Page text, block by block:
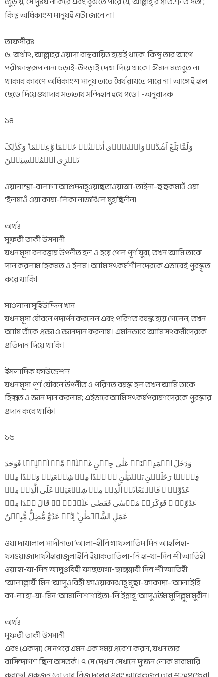
কিন্তু অধিকাংশ মানুষই এটা জানে না।
তাফসীরঃ
৬. অর্থাৎ, আল্লাহর ওয়াদা বাস্তবায়িত হয়েই থাকে, কিন্তু তার আগে
পরীক্ষাস্বরূপ নানা চড়াই-উৎড়াই দেখা দিয়ে থাকে। ঈমান মজবুত না
থাকার কারণে অধিকাংশ মানুষ তাতে ধৈর্য রাখতে পারে না। আগেই হাল
ছেড়ে দিয়ে ওয়াদার সত্যতায় সন্দিহান হয়ে পড়ে। -অনুবাদক
১৪
وَلَمَّا بَلَغَ اَشُدَّہٗ وَاسۡتَوٰۤی اٰتَیۡنٰہُ حُکۡمًا وَّعِلۡمًا ؕ وَکَذٰلِکَ
نَجۡزِی الۡمُحۡسِنِیۡنَ
ওয়ালাম্মা-বালাগা আশুদ্দাহূওয়াছতাওয়াআ-তাইনা-হু হুকমাওঁ ওয়া
‘ইলমাওঁ ওয়া কাযা-লিকা নাজঝিল মুহছিনীন।
অর্থঃ
মুফতী তাকী উসমানী
যখন মূসা বলবত্তায় উপনীত হল ও হয়ে গেল পূর্ণ যুবা, তখন আমি তাকে
দান করলাম হিকমত ও ইলম। আমি সৎকর্মশীলদেরকে এভাবেই পুরস্কৃত
করে থাকি।
মাওলানা মুহিউদ্দিন খান
যখন মূসা যৌবনে পদার্পন করলেন এবং পরিণত বয়স্ক হয়ে গেলেন, তখন
আমি তাঁকে প্রজ্ঞা ও জ্ঞানদান করলাম। এমনিভাবে আমি সৎকর্মীদেরকে
প্রতিদান দিয়ে থাকি।
ইসলামিক ফাউন্ডেশন
যখন মূসা পূর্ণ যৌবনে উপনীত ও পরিণত বয়স্ক হল তখন আমি তাকে
হিক্মত ও জ্ঞান দান করলাম; এইভাবে আমি সৎকর্মপরায়ণদেরকে পুরস্কার
প্রদান করে থাকি।
১৫
وَدَخَلَ الۡمَدِیۡنَۃَ عَلٰی حِیۡنِ غَفۡلَۃٍ مِّنۡ اَہۡلِہَا فَوَجَدَ
فِیۡہَا رَجُلَیۡنِ یَقۡتَتِلٰنِ ٭۫ ہٰذَا مِنۡ شِیۡعَتِہٖ وَہٰذَا مِنۡ
عَدُوِّہٖ ۚ فَاسۡتَغَاثَہُ الَّذِیۡ مِنۡ شِیۡعَتِہٖ عَلَی الَّذِیۡ مِنۡ
عَدُوِّہٖ ۙ فَوَکَزَہٗ مُوۡسٰی فَقَضٰی عَلَیۡہِ ٭۫ قَالَ ہٰذَا مِنۡ
عَمَلِ الشَّیۡطٰنِ ؕ اِنَّہٗ عَدُوٌّ مُّضِلٌّ مُّبِیۡنٌ
ওয়া দাখালাল মাদীনাতা ‘আলা-হীনি গাফলাতিম মিন আহলিহা-
ফাওয়াজাদাফীহারাজুলাইনি ইয়াকতাতিলা-নি হা-যা-মিন শী‘আতিহী
ওয়া হা-যা-মিন আদুওবিহী ফাছতাগা-ছাহুল্লাযী মিন শী‘আতিহী
‘আলাল্লাযী মিন ‘আদুওবিহী ফাওয়াকাঝাহূ মূছা-ফাকাদা-‘আলাইহি
কা-লা হা-যা-মিন ‘আমালিশশাইতা-নি ইন্নাহূ ‘আদুওউম মুদিল্লুম মুবীন।
অর্থঃ
মুফতী তাকী উসমানী
এবং (একদা) সে নগরে এমন এক সময় প্রবেশ করল, যখন তার
বাসিন্দাগণ ছিল অসতর্ক। ৭ সে দেখল সেখানে দু’জন লোক মারামারি